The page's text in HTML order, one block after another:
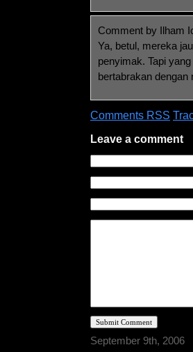
Comment by Ilham
Ya, betul, mereka
penyimak. Tapi
bertabrakan dengan
Comments RSS
Leave a comment
September 9th, 2006